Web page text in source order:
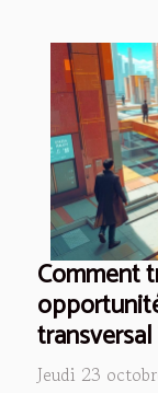
Comment
transversal
Jeudi 23